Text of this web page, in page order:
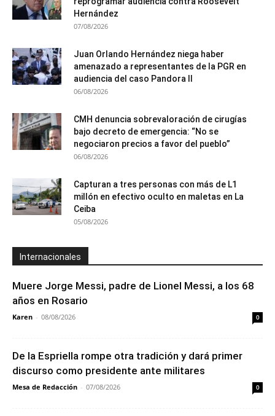
Hernández
07/08/2026
Juan Orlando Hernández niega haber
amenazado a representantes de la PGR en
audiencia del caso Pandora II
06/08/2026
CMH denuncia sobrevaloración de cirugías
bajo decreto de emergencia: “No se
negociaron precios a favor del pueblo”
06/08/2026
Capturan a tres personas con más de L1
millón en efectivo oculto en maletas en La
Ceiba
05/08/2026
Internacionales
Muere Jorge Messi, padre de Lionel Messi, a los 68
años en Rosario
Karen - 08/08/2026 0
De la Espriella rompe otra tradición y dará primer
discurso como presidente ante militares
Mesa de Redacción - 07/08/2026 0